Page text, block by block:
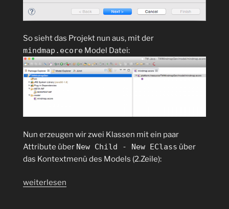
So sieht das Projekt nun aus, mit der
mindmap.ecore Model Datei:
Nun erzeugen wir zwei Klassen mit ein paar
Attribute über New Child - New EClass über
das Kontextmenü des Models (2.Zeile):
„Wie
weiterlesen